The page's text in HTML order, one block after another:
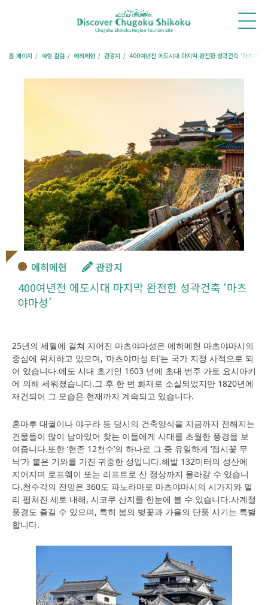
톱 페이지 여행 칼럼 에히메현 관광지 400여년전 에도시대 마지막 완전한 성곽건축 ‘마츠야마
에히메현 관광지
400여년전 에도시대 마지막 완전한 성곽건축 ‘마츠
야마성’
25년의 세월에 걸쳐 지어진 마츠야마성은 에히메현 마츠야마시의
중심에 위치하고 있으며, ‘마츠야마성 터’는 국가 지정 사적으로 되
어 있습니다.에도 시대 초기인 1603 년에 초대 번주 가토 요시아키
에 의해 세워졌습니다.그 후 한 번 화재로 소실되었지만 1820년에
재건되어 그 모습은 현재까지 계속되고 있습니다.
혼마루 대궐이나 야구라 등 당시의 건축양식을 지금까지 전해지는
건물들이 많이 남아있어 찾는 이들에게 시대를 초월한 풍경을 보
여줍니다.또한 ‘현존 12천수’의 하나로 그 중 유일하게 ‘접시꽃 무
늬’가 붙은 기와를 가진 귀중한 성입니다.해발 132미터의 성산에
지어지며 로프웨이 또는 리프트로 산 정상까지 올라갈 수 있습니
다.천수각의 전망은 360도 파노라마로 마츠야마시의 시가지와 멀
리 펼쳐진 세토 내해, 시코쿠 산지를 한눈에 볼 수 있습니다.사계절
풍경도 즐길 수 있으며, 특히 봄의 벚꽃과 가을의 단풍 시기는 특별
합니다.
체
험・
추천
코스
여행
칼럼
레스토랑
예약